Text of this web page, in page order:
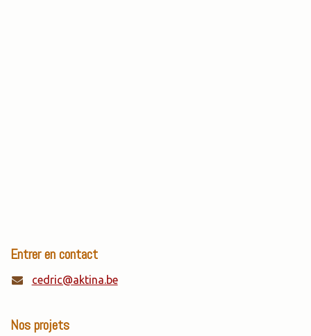
Entrer en contact
cedric@aktina.be
Nos projets